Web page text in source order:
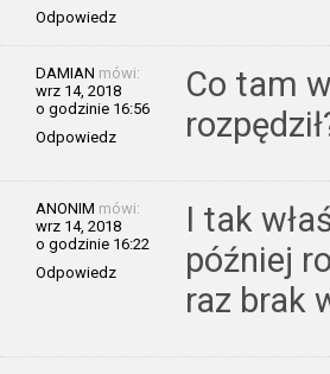
Odpowiedz
DAMIAN mówi:
wrz 14, 2018
o godzinie 16:56
Odpowiedz
Co tam
ANONIM mówi:
wrz 14, 2018
o godzinie 16:22
Odpowiedz
I tak
później
raz brak